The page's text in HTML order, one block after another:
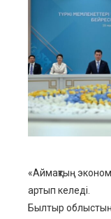
«Аймақтың
артып келеді.
Былтыр